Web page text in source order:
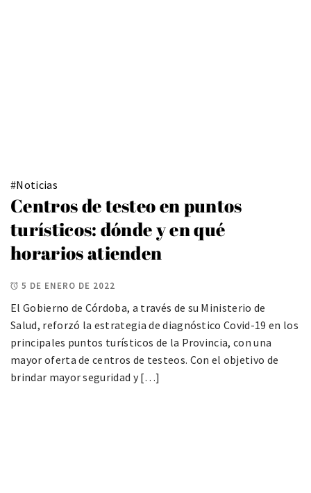
#Noticias
Centros de testeo en puntos
turísticos: dónde y en qué
horarios atienden
5 DE ENERO DE 2022
El Gobierno de Córdoba, a través de su Ministerio de
Salud, reforzó la estrategia de diagnóstico Covid-19 en los
principales puntos turísticos de la Provincia, con una
mayor oferta de centros de testeos. Con el objetivo de
brindar mayor seguridad y […]